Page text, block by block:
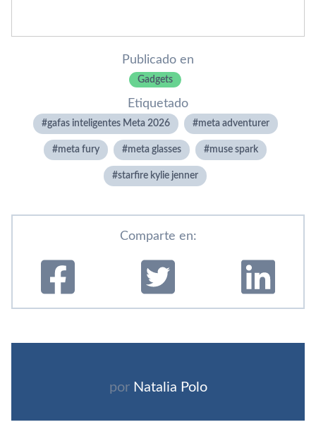
Publicado en
Gadgets
Etiquetado
gafas inteligentes Meta 2026 meta adventurer
meta fury meta glasses muse spark
starfire kylie jenner
Comparte en:
por Natalia Polo